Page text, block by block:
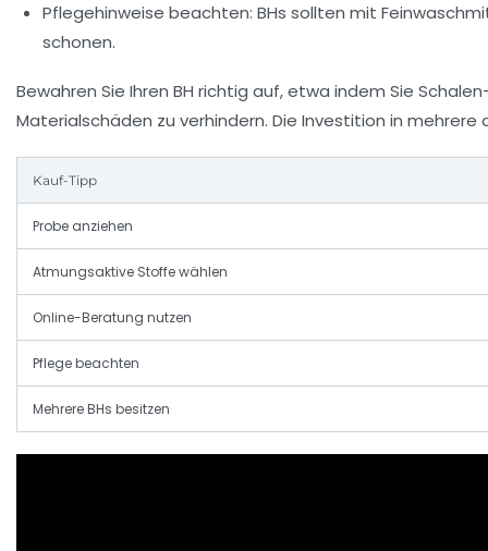
Pflegehinweise beachten: BHs sollten mit
schonen.
Bewahren Sie Ihren BH richtig auf, etwa indem Sie
Materialschäden zu verhindern. Die Investition in
Kauf-Tipp
Probe anziehen
Atmungsaktive Stoffe wählen
Online-Beratung nutzen
Pflege beachten
Mehrere BHs besitzen